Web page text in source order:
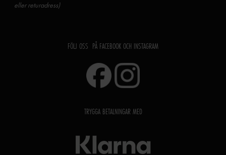
eller returadress)
FÖLJ OSS PÅ FACEBOOK OCH INSTAGRAM
TRYGGA BETALNINGAR MED